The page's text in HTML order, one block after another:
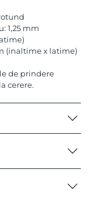
1,25 mm
(inaltime x latime)
de prindere
cerere.